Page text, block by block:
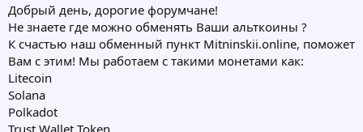
Добрый день, дорогие форумчане!
Не знаете где можно обменять Ваши альткоины ?
К счастью наш обменный пункт Mitninskii.online, поможет
Вам с этим! Мы работаем с такими монетами как:
Litecoin
Solana
Polkadot
Trust Wallet Token